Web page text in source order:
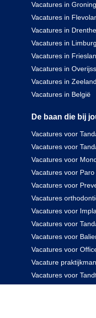
Vacatures in
Vacatures in
Vacatures in Drenthe
Vacatures in Limburg
Vacatures in
Vacatures in
Vacatures in Zeeland
Vacatures in België
De baan die bij
Vacatures voor
Vacatures voor
Vacatures voor
Vacatures voor
Vacatures voor
Vacatures
Vacatures voor
Vacatures voor
Vacatures voor
Vacatures voor
Vacature
Vacatures voor